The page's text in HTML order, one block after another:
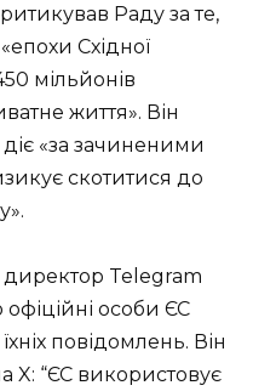
Раду за те,
Східної
мільйонів
життя». Він
«за зачиненими
скотитися до
Telegram
особи ЄС
повідомлень. Він
X: “ЄС використовує